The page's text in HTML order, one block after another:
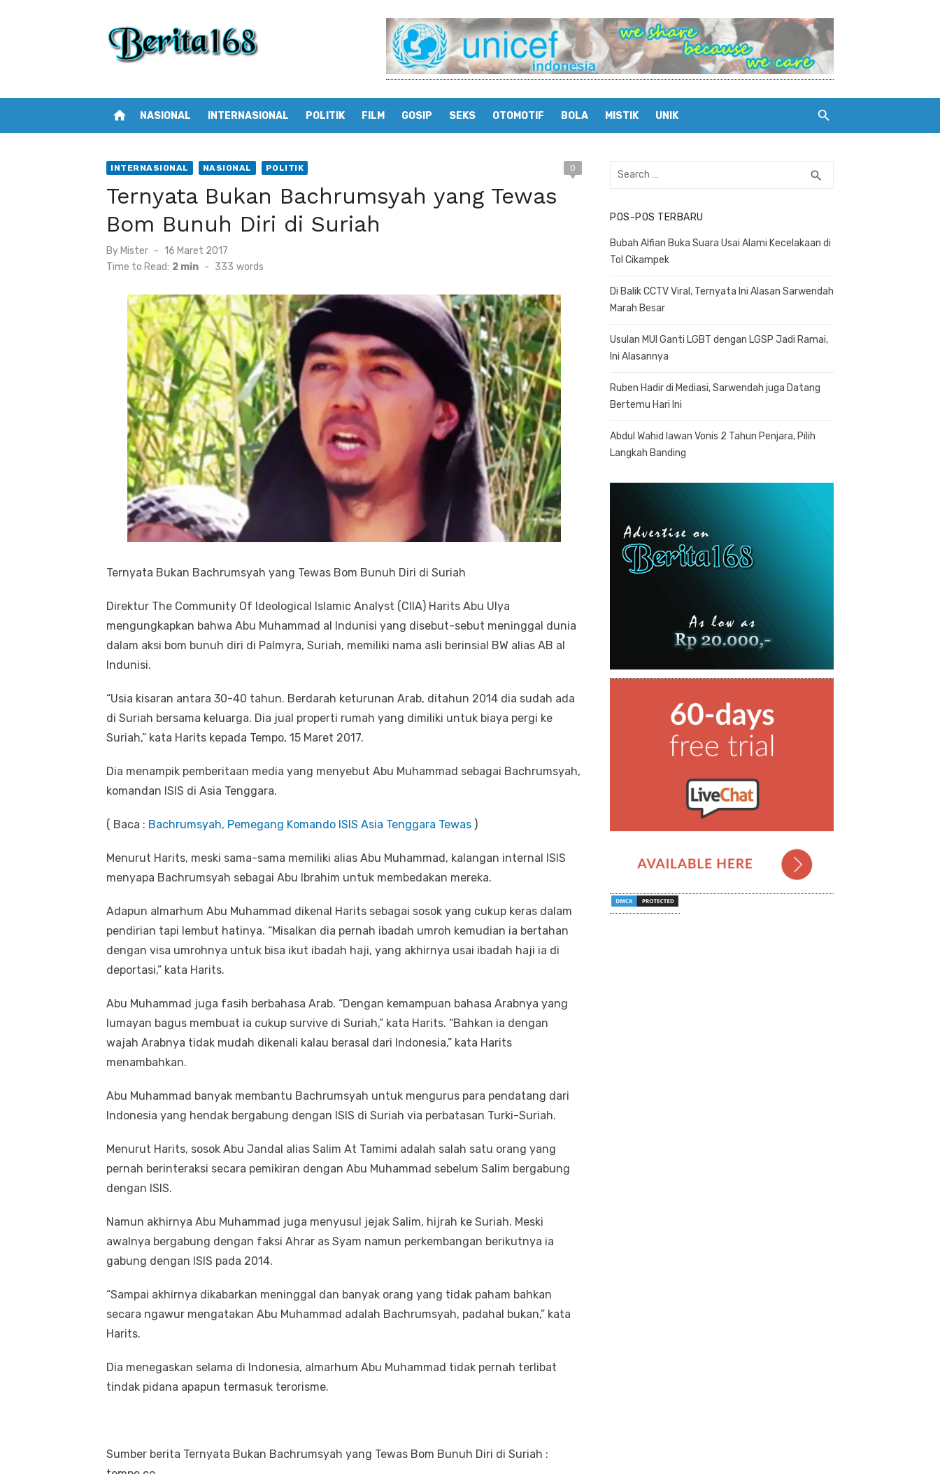
home NASIONAL INTERNASIONAL POLITIK FILM GOSIP SEKS OTOMOTIF BOLA MISTIK UNIK
INTERNASIONAL NASIONAL POLITIK 0
Ternyata Bukan Bachrumsyah yang Tewas
Bom Bunuh Diri di Suriah
By Mister
Posted
on
16 Maret 2017
Time to Read: 2 min - 333 words
Ternyata Bukan Bachrumsyah yang Tewas Bom Bunuh Diri di Suriah
Direktur The Community Of Ideological Islamic Analyst (CIIA) Harits Abu Ulya
mengungkapkan bahwa Abu Muhammad al Indunisi yang disebut-sebut meninggal dunia
dalam aksi bom bunuh diri di Palmyra, Suriah, memiliki nama asli berinsial BW alias AB al
Indunisi.
“Usia kisaran antara 30-40 tahun. Berdarah keturunan Arab, ditahun 2014 dia sudah ada
di Suriah bersama keluarga. Dia jual properti rumah yang dimiliki untuk biaya pergi ke
Suriah,” kata Harits kepada Tempo, 15 Maret 2017.
Dia menampik pemberitaan media yang menyebut Abu Muhammad sebagai Bachrumsyah,
komandan ISIS di Asia Tenggara.
( Baca : Bachrumsyah, Pemegang Komando ISIS Asia Tenggara Tewas )
Menurut Harits, meski sama-sama memiliki alias Abu Muhammad, kalangan internal ISIS
menyapa Bachrumsyah sebagai Abu Ibrahim untuk membedakan mereka.
Adapun almarhum Abu Muhammad dikenal Harits sebagai sosok yang cukup keras dalam
pendirian tapi lembut hatinya. “Misalkan dia pernah ibadah umroh kemudian ia bertahan
dengan visa umrohnya untuk bisa ikut ibadah haji, yang akhirnya usai ibadah haji ia di
deportasi,” kata Harits.
Abu Muhammad juga fasih berbahasa Arab. “Dengan kemampuan bahasa Arabnya yang
lumayan bagus membuat ia cukup survive di Suriah,” kata Harits. “Bahkan ia dengan
wajah Arabnya tidak mudah dikenali kalau berasal dari Indonesia,” kata Harits
menambahkan.
Abu Muhammad banyak membantu Bachrumsyah untuk mengurus para pendatang dari
Indonesia yang hendak bergabung dengan ISIS di Suriah via perbatasan Turki-Suriah.
Menurut Harits, sosok Abu Jandal alias Salim At Tamimi adalah salah satu orang yang
pernah berinteraksi secara pemikiran dengan Abu Muhammad sebelum Salim bergabung
dengan ISIS.
Namun akhirnya Abu Muhammad juga menyusul jejak Salim, hijrah ke Suriah. Meski
awalnya bergabung dengan faksi Ahrar as Syam namun perkembangan berikutnya ia
gabung dengan ISIS pada 2014.
“Sampai akhirnya dikabarkan meninggal dan banyak orang yang tidak paham bahkan
secara ngawur mengatakan Abu Muhammad adalah Bachrumsyah, padahal bukan,” kata
Harits.
Dia menegaskan selama di Indonesia, almarhum Abu Muhammad tidak pernah terlibat
tindak pidana apapun termasuk terorisme.
Sumber berita Ternyata Bukan Bachrumsyah yang Tewas Bom Bunuh Diri di Suriah :
Search
search
POS-POS TERBARU
Bubah Alfian Buka Suara Usai Alami Kecelakaan di
Tol Cikampek
Di Balik CCTV Viral, Ternyata Ini Alasan Sarwendah
Marah Besar
Usulan MUI Ganti LGBT dengan LGSP Jadi Ramai,
Ini Alasannya
Ruben Hadir di Mediasi, Sarwendah juga Datang
Bertemu Hari Ini
Abdul Wahid lawan Vonis 2 Tahun Penjara, Pilih
Langkah Banding